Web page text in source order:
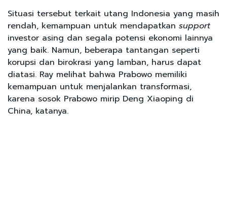
Situasi tersebut terkait utang Indonesia yang masih
rendah, kemampuan untuk mendapatkan support
investor asing dan segala potensi ekonomi lainnya
yang baik. Namun, beberapa tantangan seperti
korupsi dan birokrasi yang lamban, harus dapat
diatasi. Ray melihat bahwa Prabowo memiliki
kemampuan untuk menjalankan transformasi,
karena sosok Prabowo mirip Deng Xiaoping di
China, katanya.